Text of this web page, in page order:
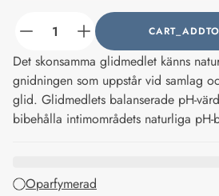
counter_current
Det skonsamma glidmedlet känns
gnidningen som uppstår vid samlag
glid. Glidmedlets balanserade pH-
bibehålla intimområdets naturliga pH-
Oparfymerad